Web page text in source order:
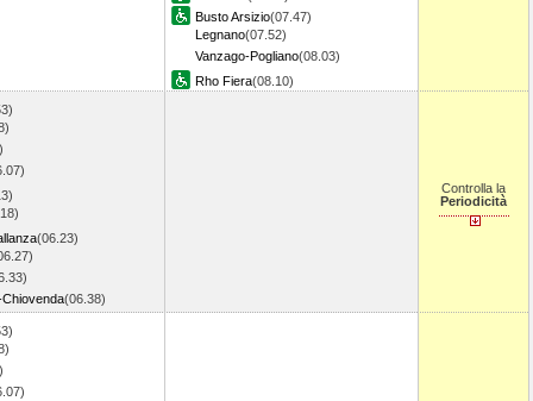
Busto Arsizio(07.47)
Legnano(07.52)
Vanzago-Pogliano(08.03)
Rho Fiera(08.10)
(06.23)
(06.38)
Controlla la
Periodicità